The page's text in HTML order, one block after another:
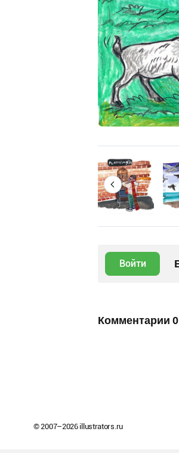
Войти
Комментарии 0
© 2007–2026illustrators.ru